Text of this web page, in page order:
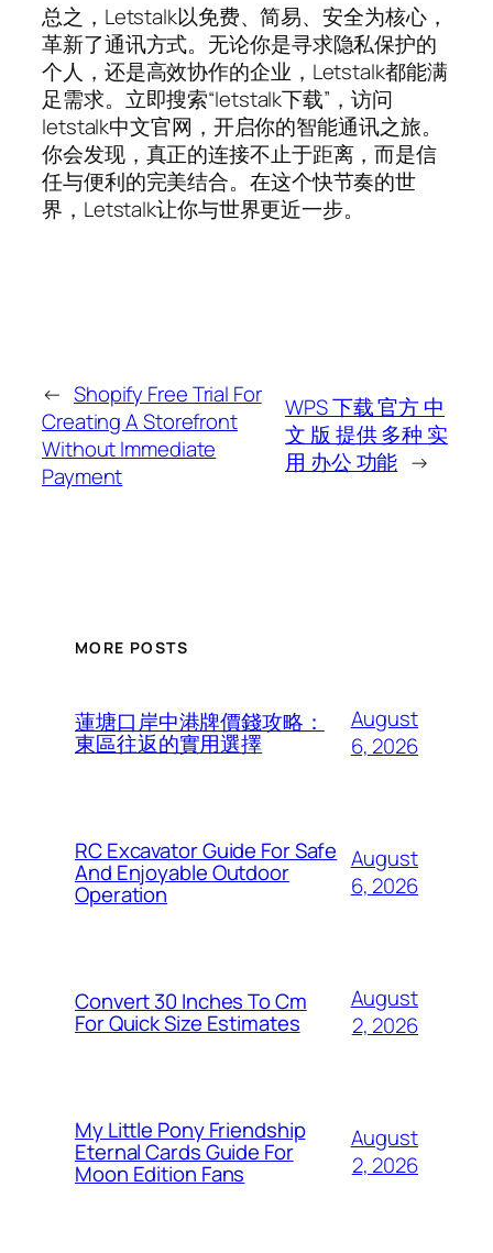
总之，Letstalk以免费、简易、安全为核心，
革新了通讯方式。无论你是寻求隐私保护的
个人，还是高效协作的企业，Letstalk都能满
足需求。立即搜索“letstalk下载”，访问
letstalk中文官网，开启你的智能通讯之旅。
你会发现，真正的连接不止于距离，而是信
任与便利的完美结合。在这个快节奏的世
界，Letstalk让你与世界更近一步。
← Shopify Free Trial For
Creating A Storefront
Without Immediate
Payment
WPS 下载 官方 中
文 版 提供 多种 实
用 办公 功能 →
MORE POSTS
蓮塘口岸中港牌價錢攻略：
東區往返的實用選擇
August
6, 2026
RC Excavator Guide For Safe
And Enjoyable Outdoor
Operation
August
6, 2026
Convert 30 Inches To Cm
For Quick Size Estimates
August
2, 2026
My Little Pony Friendship
Eternal Cards Guide For
Moon Edition Fans
August
2, 2026